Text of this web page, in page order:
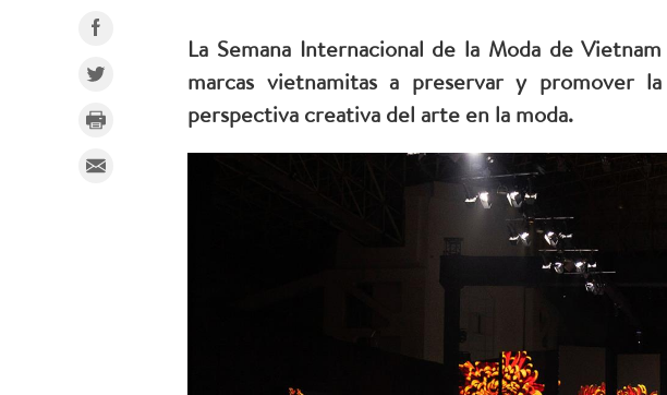
La Semana Internacional de la Moda de
marcas vietnamitas a preservar y promover
perspectiva creativa del arte en la moda.